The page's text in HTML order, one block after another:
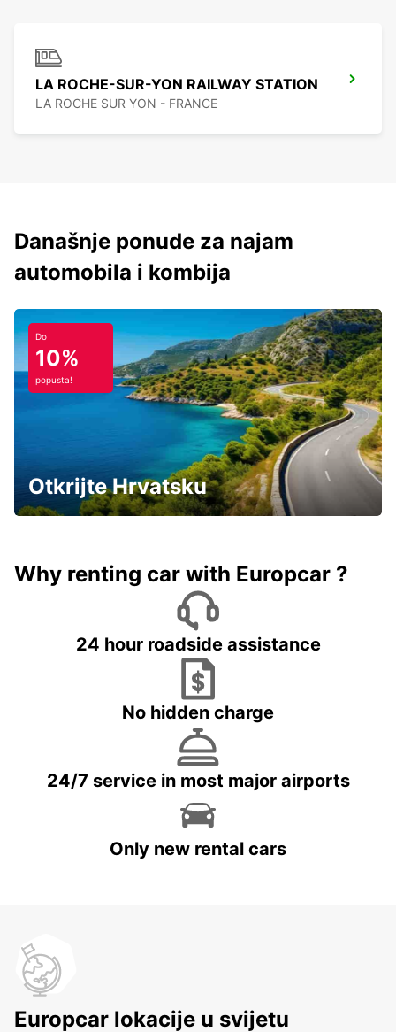
LA ROCHE-SUR-YON RAILWAY STATION
LA ROCHE SUR YON - FRANCE
Današnje ponude za najam
automobila i kombija
Do
10%
popusta!
Otkrijte Hrvatsku
Why renting car with Europcar ?
24 hour roadside assistance
No hidden charge
24/7 service in most major airports
Only new rental cars
Europcar lokacije u svijetu